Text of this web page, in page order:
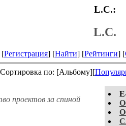
L.C.:
L.C.
[Регистрация] [Найти] [Рейтинги] [
Сортировка по: [Альбому][
проектов за спиной